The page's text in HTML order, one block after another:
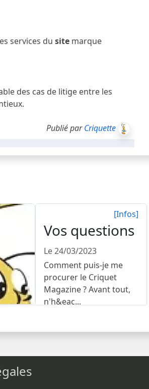
services dusite marque
des cas de litige entre les
Publié parCriquette
[Infos]
Vos questions
Le 24/03/2023
Comment puis-je me
procurer le Criquet
Magazine ? Avant tout,
n'h&eac...